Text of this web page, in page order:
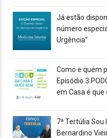
Já estão
número
Urgência”
Como e quem
Episódio 3
em Casa é que
7ª Tertúlia
Bernardino